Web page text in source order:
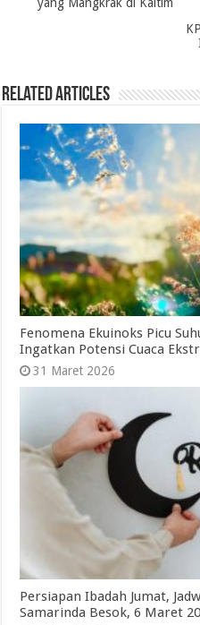
Related Articles
Fenomena Ekuinoks Picu
Ingatkan Potensi Cuaca
31 Maret 2026
Persiapan Ibadah Jumat,
Samarinda Besok, 6 Maret